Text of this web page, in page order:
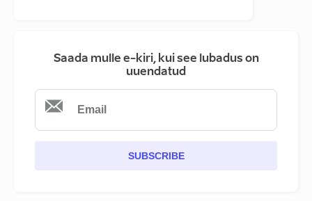
Saada mulle e-kiri, kui see lubadus on
uuendatud
SUBSCRIBE